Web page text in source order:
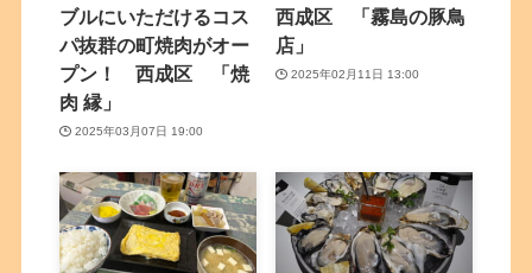
ブルにいただけるコス
パ抜群の町焼肉がオー
プン！ 西成区 「焼
肉 縁」
2025年03月07日 19:00
西成区 「霧島の豚鳥
店」
2025年02月11日 13:00